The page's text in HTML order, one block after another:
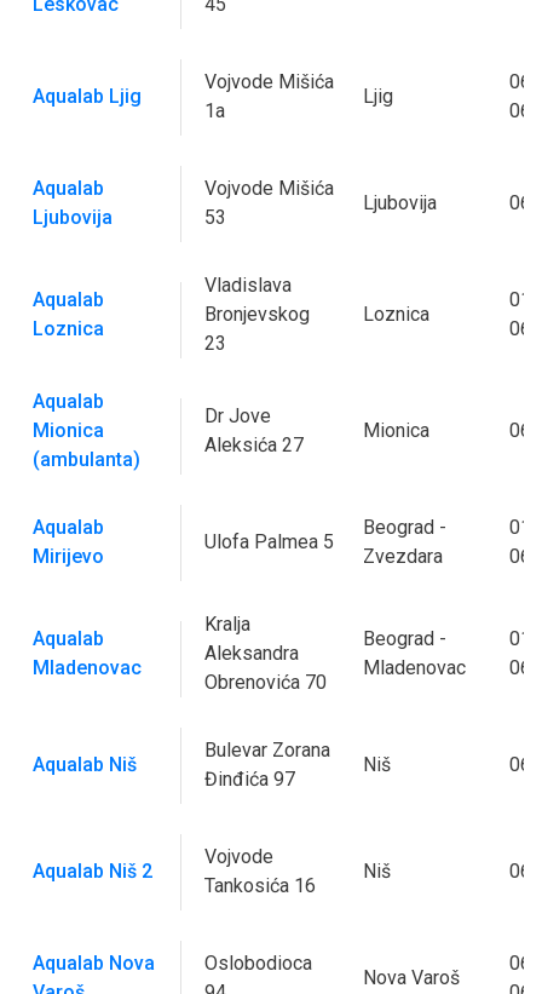
Aqualab Ljig
Vojvode Mišića
1a
Ljig
Aqualab
Ljubovija
Vojvode Mišića
53
Ljubovija
Aqualab
Loznica
Vladislava
Bronjevskog
23
Loznica
Aqualab
Mionica
(ambulanta)
Dr Jove
Aleksića 27
Mionica
Aqualab
Mirijevo
Ulofa Palmea 5
Beograd -
Zvezdara
Aqualab
Mladenovac
Kralja
Aleksandra
Obrenovića 70
Beograd -
Mladenovac
Aqualab Niš
Bulevar Zorana
Đinđića 97
Niš
Aqualab Niš 2
Vojvode
Tankosića 16
Niš
Aqualab Nova
Oslobodioca
Nova Varoš